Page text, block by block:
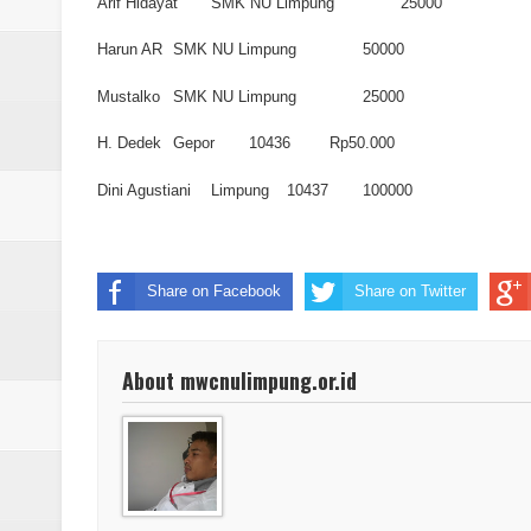
Harun AR SMK NU Limpung 50000
Mustalko SMK NU Limpung 25000
H. Dedek Gepor 10436 Rp50.000
Dini Agustiani Limpung 10437 100000
Share on Facebook Share on Twitter
About mwcnulimpung.or.id